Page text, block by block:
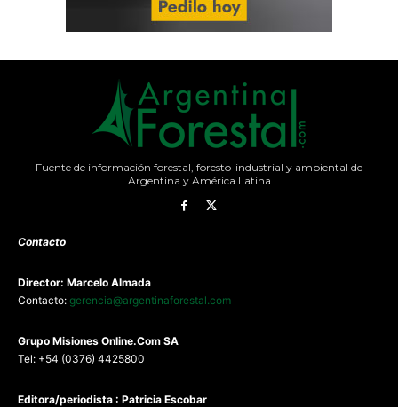
Fuente de información forestal, foresto-industrial y ambiental de
Argentina y América Latina
Contacto
Director: Marcelo Almada
Contacto: gerencia@argentinaforestal.com
Grupo Misiones Online.Com SA
Tel: +54 (0376) 4425800
Editora/periodista : Patricia Escobar